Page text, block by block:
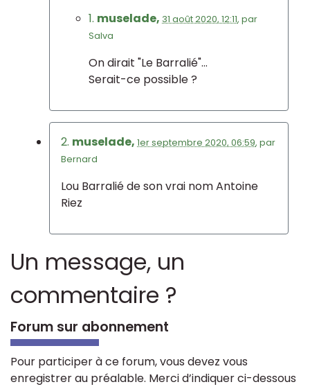
1. muselade, 31 août 2020, 12:11, par
Salva
On dirait "Le Barralié"...
Serait-ce possible ?
2. muselade, 1er septembre 2020, 06:59, par
Bernard
Lou Barralié de son vrai nom Antoine
Riez
Un message, un
commentaire ?
Forum sur abonnement
Pour participer à ce forum, vous devez vous
enregistrer au préalable. Merci d’indiquer ci-dessous